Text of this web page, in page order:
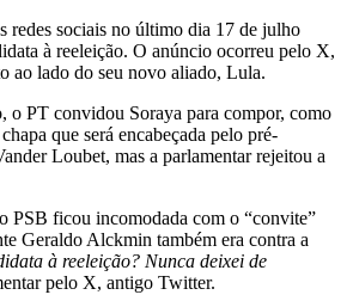
redes sociais no último dia 17 de julho
à reeleição. O anúncio ocorreu pelo X,
ao lado do seu novo aliado, Lula.
o PT convidou Soraya para compor, como
que será encabeçada pelo pré-
Loubet, mas a parlamentar rejeitou a
PSB ficou incomodada com o “convite”
Geraldo Alckmin também era contra a
à reeleição? Nunca deixei de
pelo X, antigo Twitter.